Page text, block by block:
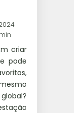
criar
pode